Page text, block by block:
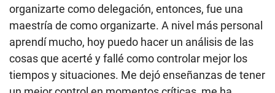
organizarte como delegación, entonces, fue una
maestría de como organizarte. A nivel más personal
aprendí mucho, hoy puedo hacer un análisis de las
cosas que acerté y fallé como controlar mejor los
tiempos y situaciones. Me dejó enseñanzas de tener